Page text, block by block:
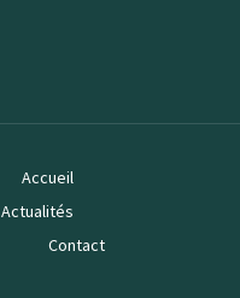
Accueil
Actualités
Contact